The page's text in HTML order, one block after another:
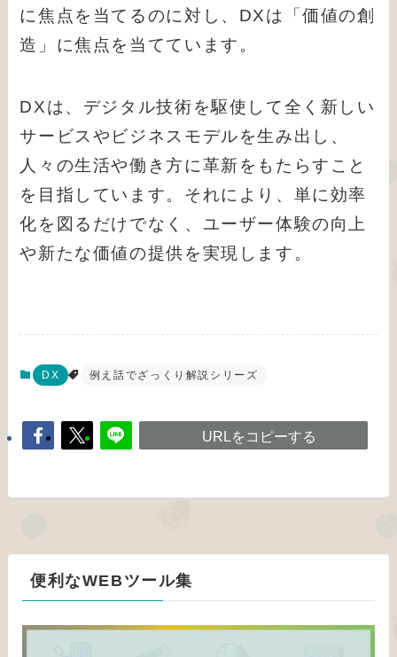
に焦点を当てるのに対し、DXは「価値の創
造」に焦点を当てています。
DXは、デジタル技術を駆使して全く新しい
サービスやビジネスモデルを生み出し、
人々の生活や働き方に革新をもたらすこと
を目指しています。それにより、単に効率
化を図るだけでなく、ユーザー体験の向上
や新たな価値の提供を実現します。
DX 例え話でざっくり解説シリーズ
URLをコピーする
便利なWEBツール集